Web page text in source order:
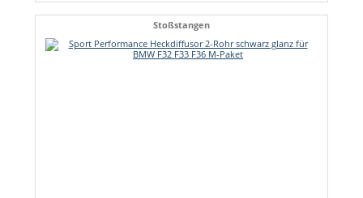
Stoßstangen